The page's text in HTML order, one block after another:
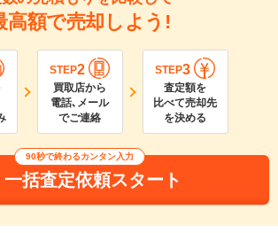
高額で売却しよう!
STEP2
買取店から
電話､メール
でご連絡
STEP3
査定額を
比べて売却先
を決める
90秒で終わるカンタン入力
一括査定依頼スタート